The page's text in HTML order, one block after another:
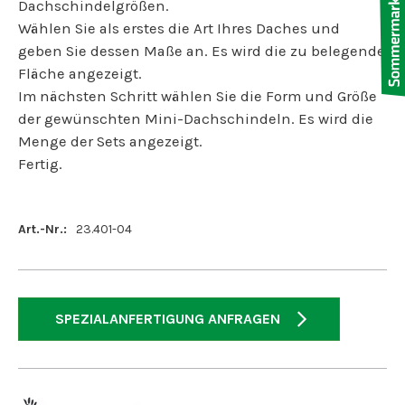
Dachschindelgrößen.
Wählen Sie als erstes die Art Ihres Daches und
geben Sie dessen Maße an. Es wird die zu belegende
Fläche angezeigt.
Im nächsten Schritt wählen Sie die Form und Größe
der gewünschten Mini-Dachschindeln. Es wird die
Menge der Sets angezeigt.
Fertig.
Art.-Nr.: 23.401-04
SPEZIALANFERTIGUNG ANFRAGEN